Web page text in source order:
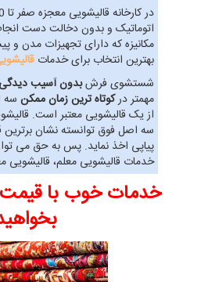
اتوماتیک و بدون دخالت دست
مکانیزه که دارای تجهیزات مدن و
بهترین انتخاب برای خدمات
شستشوی فرشبدون آسیب دیدگی
مهمتر درکوتاه ترین زمان ممکن سه
از یک قالیشویی معتبر است.
پیاپی اخذ نماید. پس به حق می
خدمات قالیشویی معلم،
خدمات خوب با قیمت